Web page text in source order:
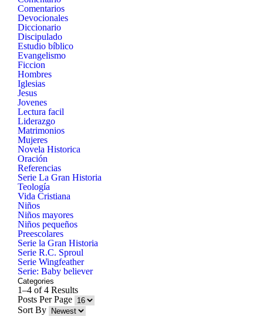
Comentarios
Devocionales
Diccionario
Discipulado
Estudio bíblico
Evangelismo
Ficcion
Hombres
Iglesias
Jesus
Jovenes
Lectura facil
Liderazgo
Matrimonios
Mujeres
Novela Historica
Oración
Referencias
Serie La Gran Historia
Teología
Vida Cristiana
Niños
Niños mayores
Niños pequeños
Preescolares
Serie la Gran Historia
Serie R.C. Sproul
Serie Wingfeather
Serie: Baby believer
Categories
1–4 of 4 Results
Posts Per Page
Sort By